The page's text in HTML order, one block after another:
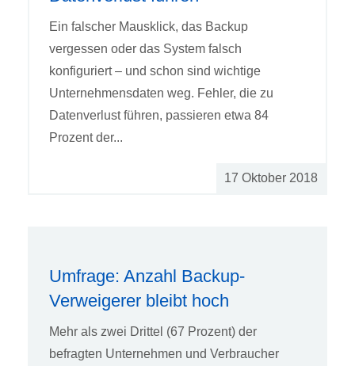
Ein falscher Mausklick, das Backup
vergessen oder das System falsch
konfiguriert – und schon sind wichtige
Unternehmensdaten weg. Fehler, die zu
Datenverlust führen, passieren etwa 84
Prozent der...
17 Oktober 2018
Umfrage: Anzahl Backup-
Verweigerer bleibt hoch
Mehr als zwei Drittel (67 Prozent) der
befragten Unternehmen und Verbraucher